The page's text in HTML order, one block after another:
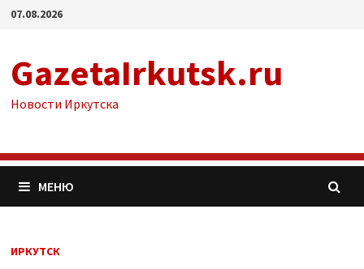
Перейти
07.08.2026
GazetaIrkutsk.ru
Новости Иркутска
МЕНЮ
ИРКУТСК